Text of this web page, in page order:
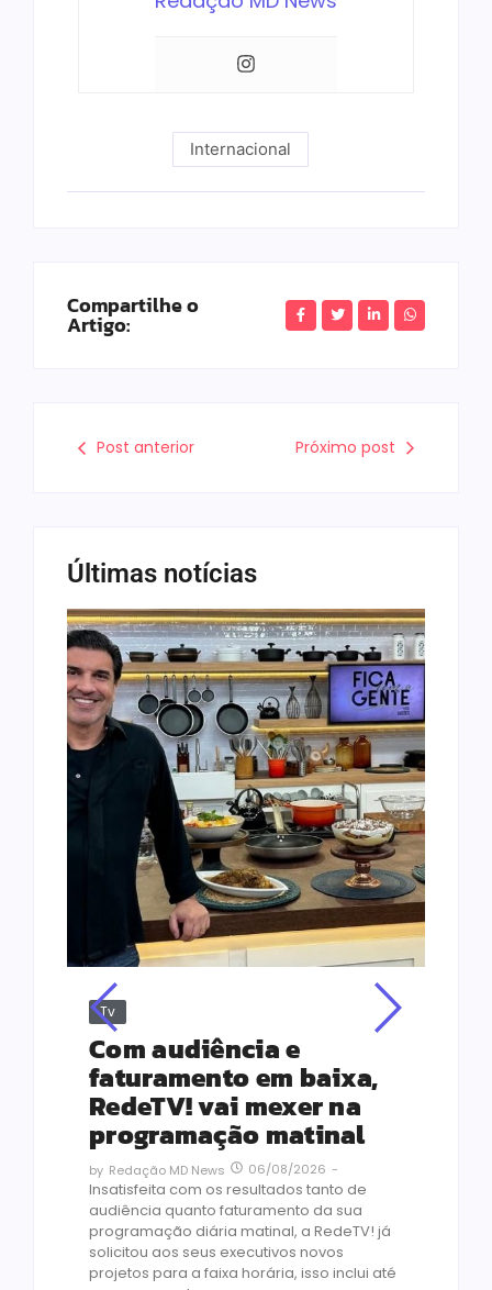
Internacional
Compartilhe o
Artigo:
Post anterior Próximo post
Últimas notícias
Tv
Com audiência e
faturamento em baixa,
RedeTV! vai mexer na
programação matinal
by Redação MD News 06/08/2026 -
Insatisfeita com os resultados tanto de
audiência quanto faturamento da sua
programação diária matinal, a RedeTV! já
solicitou aos seus executivos novos
projetos para a faixa horária, isso inclui até